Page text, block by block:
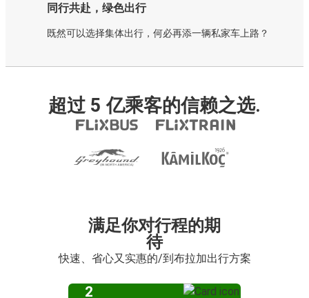
同行共赴，绿色出行
既然可以选择集体出行，何必再添一辆私家车上路？
超过 5 亿乘客的信赖之选.
满足你对行程的期
待
快速、省心又实惠的/到布拉加出行方案
2